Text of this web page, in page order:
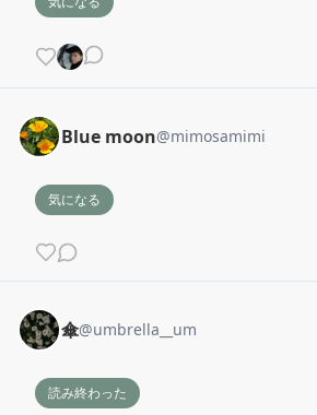
Blue moon@mimosamimi
気になる
傘@umbrella__um
読み終わった